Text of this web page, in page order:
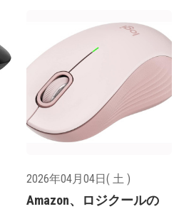
2026年04月04日( 土 )
Amazon、ロジクールの